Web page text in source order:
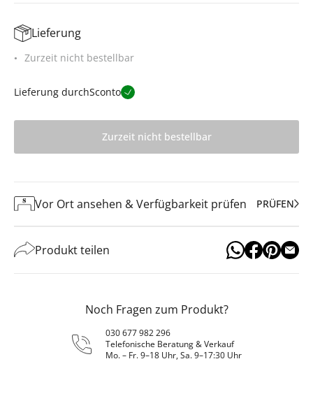
Lieferung
Zurzeit nicht bestellbar
Lieferung durchSconto
Zurzeit nicht bestellbar
Vor Ort ansehen & Verfügbarkeit prüfen PRÜFEN
Produkt teilen
Noch Fragen zum Produkt?
030 677 982 296
Telefonische Beratung & Verkauf
Mo. – Fr. 9–18 Uhr, Sa. 9–17:30 Uhr